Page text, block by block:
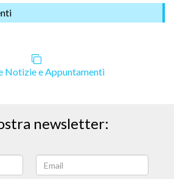
Notizie e Appuntamenti
newsletter: